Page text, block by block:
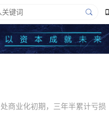
商业化初期，三年半累计亏损